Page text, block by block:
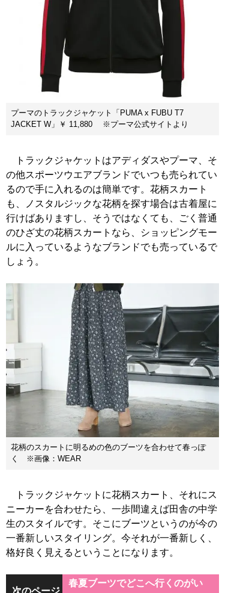
プーマのトラックジャケット「PUMA x FUBU T7
JACKET W」￥ 11,880 ※プーマ公式サイトより
トラックジャケットはアディダスやプーマ、そ
の他スポーツウエアブランドでいつも売られてい
るので手に入れるのは簡単です。花柄スカート
も、ノスタルジックな花柄を探す場合は古着屋に
行けばありますし、そうではなくても、ごく普通
のひざ丈の花柄スカートなら、ショッピングモー
ルに入っているようなブランドでも売っているで
しょう。
花柄のスカートに明るめの色のブーツを合わせて春っぽ
く ※画像：WEAR
トラックジャケットに花柄スカート、それにス
ニーカーを合わせたら、一歩間違えば田舎の中学
生のスタイルです。そこにブーツというのが今の
一番新しいスタイリング。今それが一番新しく、
格好良く見えるということになります。
次のページ
春夏ブーツでどこへ行くのがい